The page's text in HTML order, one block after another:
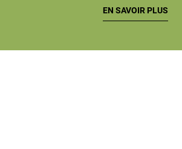
EN SAVOIR PLUS